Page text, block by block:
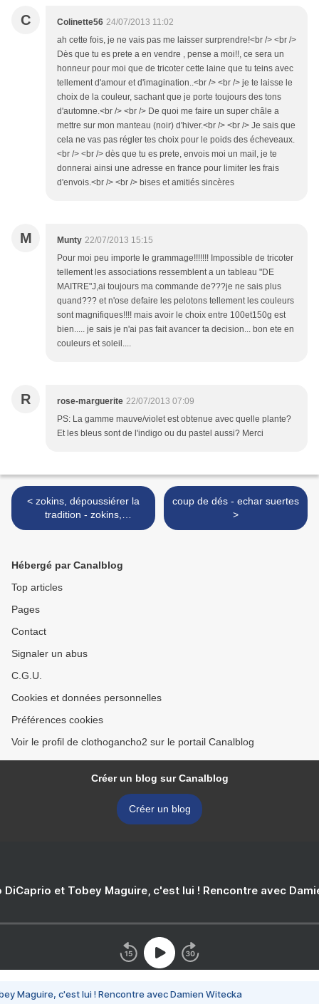
C Colinette56 24/07/2013 11:02
ah cette fois, je ne vais pas me laisser surprendre!<br /> <br />
Dès que tu es prete a en vendre , pense a moi!!, ce sera un
honneur pour moi que de tricoter cette laine que tu teins avec
tellement d'amour et d'imagination..<br /> <br /> je te laisse le
choix de la couleur, sachant que je porte toujours des tons
d'automne.<br /> <br /> De quoi me faire un super châle a
mettre sur mon manteau (noir) d'hiver.<br /> <br /> Je sais que
cela ne vas pas régler tes choix pour le poids des écheveaux.
<br /> <br /> dès que tu es prete, envois moi un mail, je te
donnerai ainsi une adresse en france pour limiter les frais
d'envois.<br /> <br /> bises et amitiés sincères
M Munty 22/07/2013 15:15
Pour moi peu importe le grammage!!!!!!! Impossible de tricoter
tellement les associations ressemblent a un tableau "DE
MAITRE"J,ai toujours ma commande de???je ne sais plus
quand??? et n'ose defaire les pelotons tellement les couleurs
sont magnifiques!!!! mais avoir le choix entre 100et150g est
bien..... je sais je n'ai pas fait avancer ta decision... bon ete en
couleurs et soleil....
R rose-marguerite 22/07/2013 07:09
PS: La gamme mauve/violet est obtenue avec quelle plante?
Et les bleus sont de l'indigo ou du pastel aussi? Merci
< zokins, dépoussiérer la
tradition - zokins,
desempolvar la tradición
coup de dés - echar suertes
>
Hébergé par Canalblog
Top articles
Pages
Contact
Signaler un abus
C.G.U.
Cookies et données personnelles
Préférences cookies
Voir le profil de clothogancho2 sur le portail Canalblog
Créer un blog sur Canalblog
Créer un blog
DiCaprio et Tobey Maguire, c'est lui ! Rencontre avec
Maguire, c'est lui ! Rencontre avec Damien Witecka